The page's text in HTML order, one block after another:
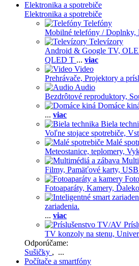
Elektronika a spotrebiče
Elektronika a spotrebiče
Telefóny
Mobilné telefóny / Doplnky,
Televízory
Android & Google TV,
QLED T ... viac
Video
Prehrávače, Projektory a
Audio
Bezdrôtové reproduktory,
Domáce
... viac
Biela
Voľne stojace spotrebiče,
Malé
Meteostanice, teplomery,
Filmy, Pamäťové karty,
Fotoaparáty, Kamery,
zariadenia.
... viac
TV konzoly na stenu,
Odporúčame:
Sušičky , ...
Počítače a smartfóny